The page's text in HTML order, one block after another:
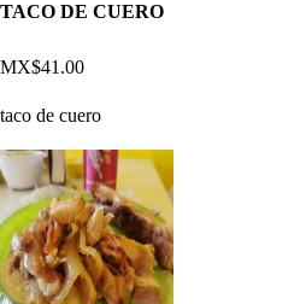
TACO DE CUERO
MX$41.00
taco de cuero